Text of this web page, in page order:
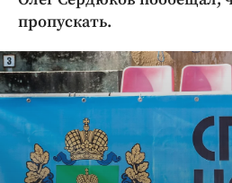
Криминал
Недвижимость и ЖКХ
Образование
Общество
Погода
Праздники
пропускать.